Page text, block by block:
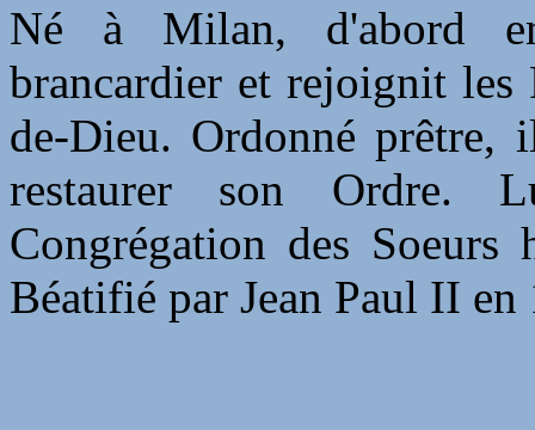
Né à Milan, d'abord
brancardier et rejoignit les
de-Dieu. Ordonné
restaurer son Ordre.
Congrégation des Soeurs
Béatifié par Jean Paul II en